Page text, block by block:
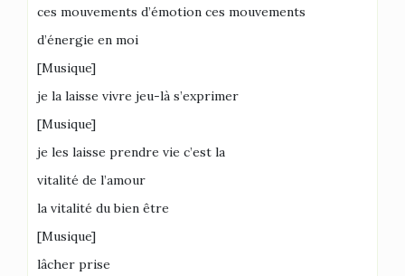
ces mouvements d’émotion ces mouvements
d’énergie en moi
[Musique]
je la laisse vivre jeu-là s’exprimer
[Musique]
je les laisse prendre vie c’est la
vitalité de l’amour
la vitalité du bien être
[Musique]
lâcher prise